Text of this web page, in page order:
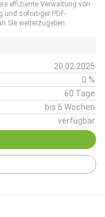
effiziente Verwaltung von
und sofortiger PDF-
Sie weiterzugeben.
20.02.2025
0 %
60 Tage
bis 6 Wochen
verfügbar